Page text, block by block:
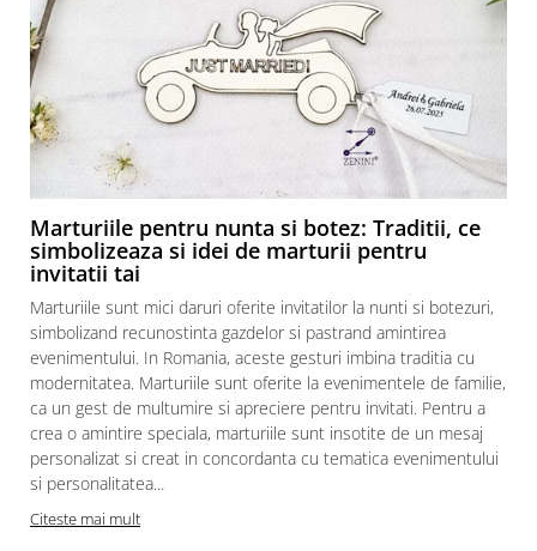
Marturiile pentru nunta si botez: Traditii, ce
simbolizeaza si idei de marturii pentru
invitatii tai
Marturiile sunt mici daruri oferite invitatilor la nunti si botezuri,
simbolizand recunostinta gazdelor si pastrand amintirea
evenimentului. In Romania, aceste gesturi imbina traditia cu
modernitatea. Marturiile sunt oferite la evenimentele de familie,
ca un gest de multumire si apreciere pentru invitati. Pentru a
crea o amintire speciala, marturiile sunt insotite de un mesaj
personalizat si creat in concordanta cu tematica evenimentului
si personalitatea...
Citeste mai mult